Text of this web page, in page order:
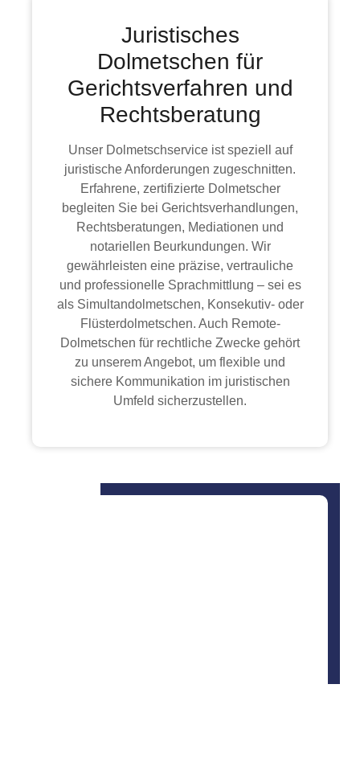
Juristisches
Dolmetschen für
Gerichtsverfahren und
Rechtsberatung
Unser Dolmetschservice ist speziell auf
juristische Anforderungen zugeschnitten.
Erfahrene, zertifizierte Dolmetscher
begleiten Sie bei Gerichtsverhandlungen,
Rechtsberatungen, Mediationen und
notariellen Beurkundungen. Wir
gewährleisten eine präzise, vertrauliche
und professionelle Sprachmittlung – sei es
als Simultandolmetschen, Konsekutiv- oder
Flüsterdolmetschen. Auch Remote-
Dolmetschen für rechtliche Zwecke gehört
zu unserem Angebot, um flexible und
sichere Kommunikation im juristischen
Umfeld sicherzustellen.